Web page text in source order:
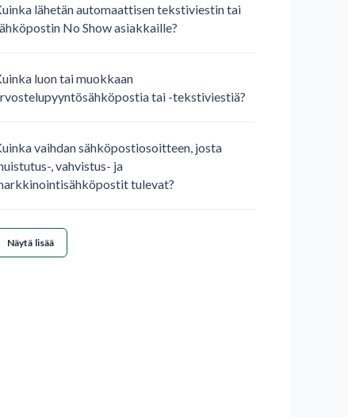
lähetän automaattisen tekstiviestin tai
No Show asiakkaille?
luon tai muokkaan
tai -tekstiviestiä?
vaihdan sähköpostiosoitteen, josta
, vahvistus- ja
tulevat?
Näytä lisää